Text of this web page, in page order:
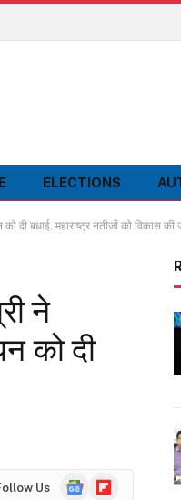
ELECTIONS
बधाई, महाराष्ट्र नतीजों को विकास की
ने
को दी
Us
GoogleFlipboard